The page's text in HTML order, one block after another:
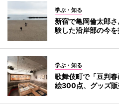
学ぶ・知る
新宿で亀岡倫太郎
験した沿岸部の今を
学ぶ・知る
歌舞伎町で「豆判
絵300点、グッズ販